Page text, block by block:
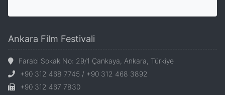
Ankara Film Festivali
Farabi Sokak No: 29/1 Çankaya, Ankara, Türkiye
+90 312 468 7745 / +90 312 468 3892
+90 312 467 7830